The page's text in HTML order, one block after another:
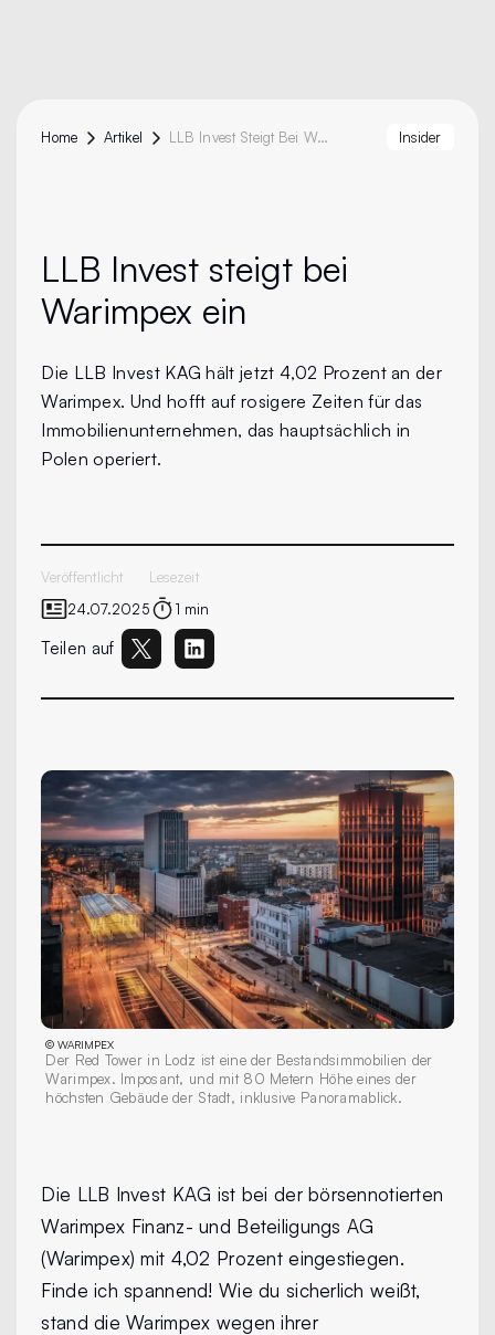
Home Artikel LLB Invest Steigt Bei Warimpex Ein Insider
LLB Invest steigt bei
Warimpex ein
Die LLB Invest KAG hält jetzt 4,02 Prozent an der
Warimpex. Und hofft auf rosigere Zeiten für das
Immobilienunternehmen, das hauptsächlich in
Polen operiert.
Veröffentlicht
24.07.2025
Lesezeit
1 min
Teilen auf
©WARIMPEX
Der Red Tower in Lodz ist eine der Bestandsimmobilien der
Warimpex. Imposant, und mit 80 Metern Höhe eines der
höchsten Gebäude der Stadt, inklusive Panoramablick.
Die LLB Invest KAG ist bei der börsennotierten
Warimpex Finanz- und Beteiligungs AG
(Warimpex) mit 4,02 Prozent eingestiegen.
Finde ich spannend! Wie du sicherlich weißt,
stand die Warimpex wegen ihrer